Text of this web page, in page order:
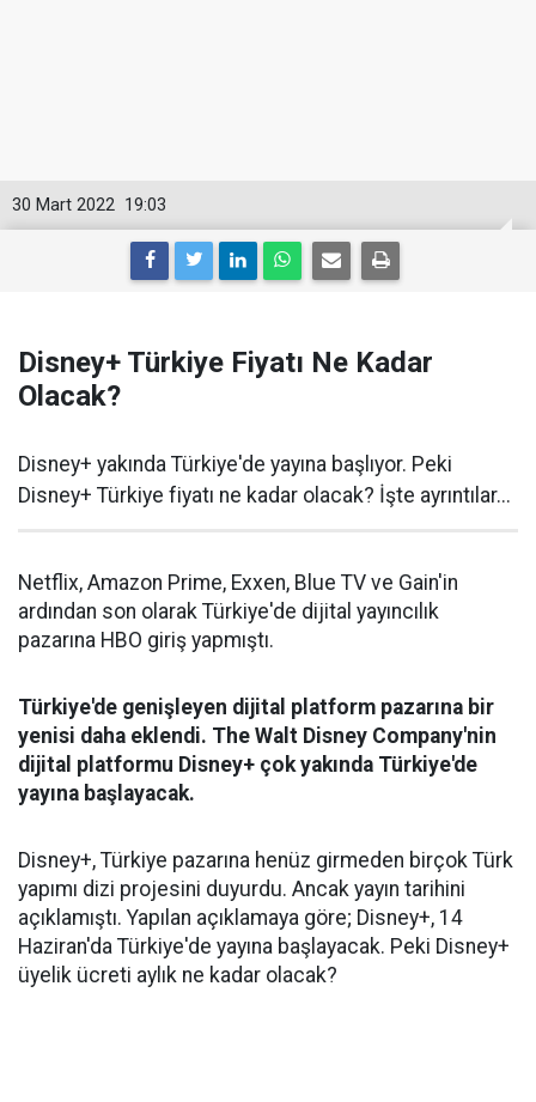
19:03
30 Mart 2022
Disney+ Türkiye Fiyatı Ne Kadar
Olacak?
Disney+ yakında Türkiye'de yayına başlıyor. Peki
Disney+ Türkiye fiyatı ne kadar olacak? İşte ayrıntılar...
Netflix, Amazon Prime, Exxen, Blue TV ve Gain'in
ardından son olarak Türkiye'de dijital yayıncılık
pazarına HBO giriş yapmıştı.
Türkiye'de genişleyen dijital platform pazarına bir
yenisi daha eklendi. The Walt Disney Company'nin
dijital platformu Disney+ çok yakında Türkiye'de
yayına başlayacak.
Disney+, Türkiye pazarına henüz girmeden birçok Türk
yapımı dizi projesini duyurdu. Ancak yayın tarihini
açıklamıştı. Yapılan açıklamaya göre; Disney+, 14
Haziran'da Türkiye'de yayına başlayacak. Peki Disney+
üyelik ücreti aylık ne kadar olacak?